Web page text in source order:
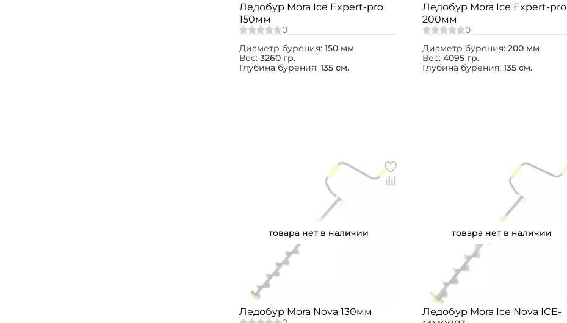
Ледобур Mora Ice Expert-pro
150мм
Диаметр бурения: 150 мм
Вес: 3260 гр.
Глубина бурения: 135 см.
Ледобур Mora Ice Expert-pro
200мм
Диаметр бурения: 200 мм
Вес: 4095 гр.
Глубина бурения: 135 см.
товара нет в наличии
Ледобур Mora Nova 130мм
товара нет в наличии
Ледобур Mora Ice Nova ICE-